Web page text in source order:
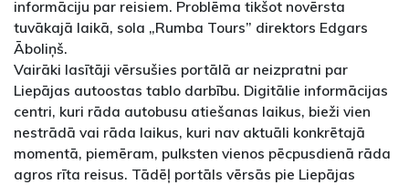
informāciju par reisiem. Problēma tikšot novērsta
tuvākajā laikā, sola „Rumba Tours” direktors Edgars
Āboliņš.
Vairāki lasītāji vērsušies portālā ar neizpratni par
Liepājas autoostas tablo darbību. Digitālie informācijas
centri, kuri rāda autobusu atiešanas laikus, bieži vien
nestrādā vai rāda laikus, kuri nav aktuāli konkrētajā
momentā, piemēram, pulksten vienos pēcpusdienā rāda
agros rīta reisus. Tādēļ portāls vērsās pie Liepājas